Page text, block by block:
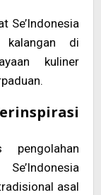
Se’Indonesia
di
kuliner
asal